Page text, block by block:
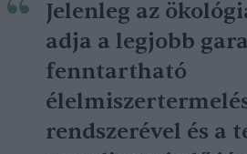
Jelenleg az
adja a legjobb
fenntartható
rendszerével és a